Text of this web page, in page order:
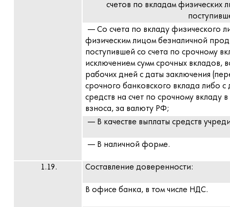
счетов по вкладам физических
— Со счета по вкладу физического
физическим лицом безналичной
поступившей со счета по срочному
исключением сумм срочных вкладов,
рабочих дней с даты заключения
срочного банковского вклада либо
средств на счет по срочному вкладу
взноса, за валюту РФ;
— В качестве выплаты средств
— В наличной форме.
1.19. Составление доверенности:
В офисе банка, в том числе НДС.